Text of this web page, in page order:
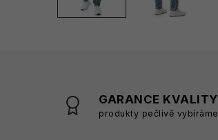
GARANCE KVALITY
produkty pečlivě vybíráme